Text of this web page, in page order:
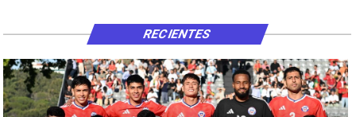
RECIENTES